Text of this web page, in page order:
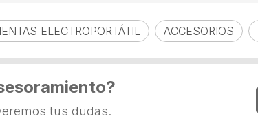
ELECTROPORTÁTIL ACCESORIOS
tus dudas.